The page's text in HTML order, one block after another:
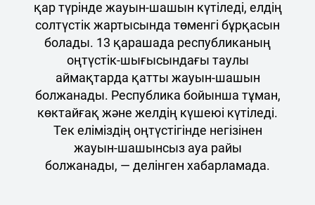
қар түрінде жауын-шашын күтіледі, елдің
солтүстік жартысында төменгі бұрқасын
болады. 13 қарашада республиканың
оңтүстік-шығысындағы таулы
аймақтарда қатты жауын-шашын
болжанады. Республика бойынша тұман,
көктайғақ және желдің күшеюі күтіледі.
Тек еліміздің оңтүстігінде негізінен
жауын-шашынсыз ауа райы
болжанады, — делінген хабарламада.